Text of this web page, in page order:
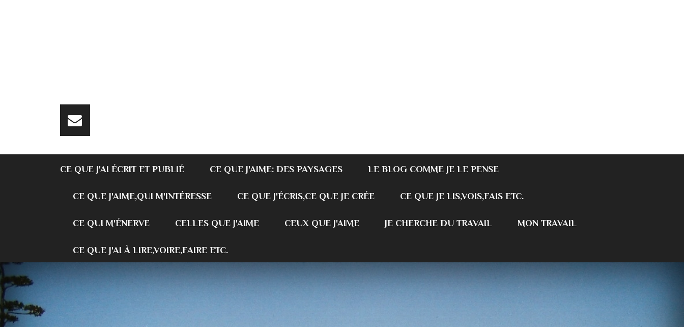
CE QUE J'AI ÉCRIT ET PUBLIÉ CE QUE J'AIME: DES PAYSAGES LE BLOG COMME JE LE PENSE
CE QUE J'AIME,QUI M'INTÉRESSE CE QUE J'ÉCRIS,CE QUE JE CRÉE CE QUE JE LIS,VOIS,FAIS ETC.
CE QUI M'ÉNERVE CELLES QUE J'AIME CEUX QUE J'AIME JE CHERCHE DU TRAVAIL MON TRAVAIL
CE QUE J'AI À LIRE,VOIRE,FAIRE ETC.